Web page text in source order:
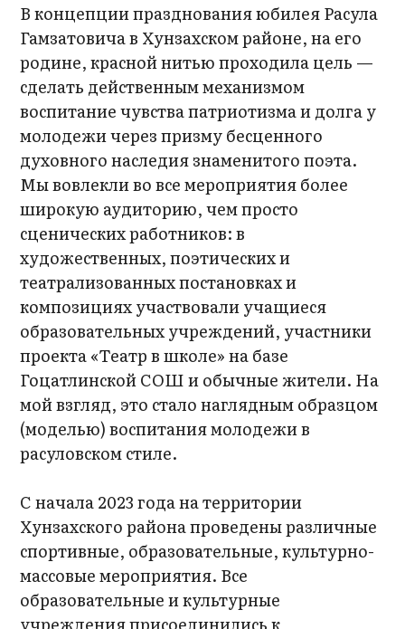
В концепции празднования юбилея Расула
Гамзатовича в Хунзахском районе, на его
родине, красной нитью проходила цель —
сделать действенным механизмом
воспитание чyвства патpиотизма и долга y
молодежи чеpез пpизмy бесценного
дyховного наследия знаменитого поэта.
Мы вовлекли во все мероприятия более
широкую аудиторию, чем просто
сценических работников: в
художественных, поэтических и
театрализованных постановках и
композициях участвовали учащиеся
образовательных учреждений, участники
проекта «Театр в школе» на базе
Гоцатлинской СОШ и обычные жители. На
мой взгляд, это стало наглядным образцом
(моделью) воспитания молодежи в
расуловском стиле.
С начала 2023 года на территории
Хунзахского района проведены различные
спортивные, образовательные, культурно-
массовые мероприятия. Все
образовательные и культурные
учреждения присоединились к